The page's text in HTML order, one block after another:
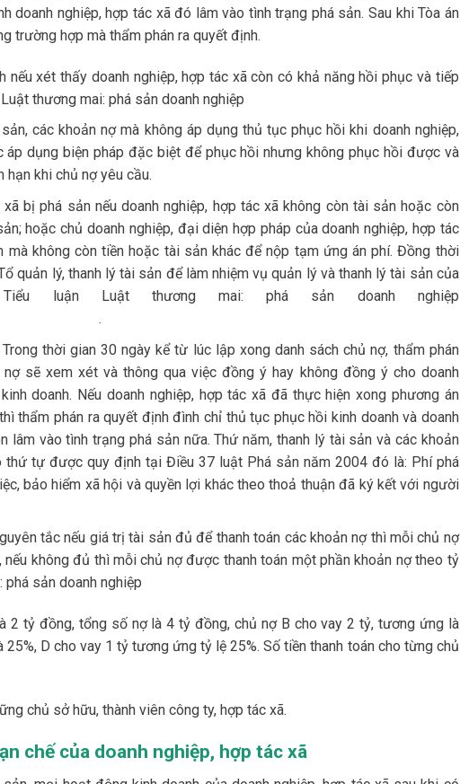
doanh nghiệp, hợp tác xã đó lâm vào tình trạng phá sản. Sau khi Tòa án
trường hợp mà thẩm phán ra quyết định.
nếu xét thấy doanh nghiệp, hợp tác xã còn có khả năng hồi phục và tiếp
thương mai: phá sản doanh nghiệp
các khoản nợ mà không áp dụng thủ tục phục hồi khi doanh nghiệp,
dụng biện pháp đặc biệt để phục hồi nhưng không phục hồi được và
hạn khi chủ nợ yêu cầu.
bị phá sản nếu doanh nghiệp, hợp tác xã không còn tài sản hoặc còn
hoặc chủ doanh nghiệp, đại diện hợp pháp của doanh nghiệp, hợp tác
không còn tiền hoặc tài sản khác để nộp tạm ứng án phí. Đồng thời
quản lý, thanh lý tài sản để làm nhiệm vụ quản lý và thanh lý tài sản của
luận Luật thương mai: phá sản doanh nghiệp
thời gian 30 ngày kể từ lúc lập xong danh sách chủ nợ, thẩm phán
sẽ xem xét và thông qua việc đồng ý hay không đồng ý cho doanh
doanh. Nếu doanh nghiệp, hợp tác xã đã thực hiện xong phương án
thẩm phán ra quyết định đình chỉ thủ tục phục hồi kinh doanh và doanh
lâm vào tình trạng phá sản nữa. Thứ năm, thanh lý tài sản và các khoản
thứ tự được quy định tại Điều 37 luật Phá sản năm 2004 đó là: Phí phá
bảo hiểm xã hội và quyền lợi khác theo thoả thuận đã ký kết với người
tắc nếu giá trị tài sản đủ để thanh toán các khoản nợ thì mỗi chủ nợ
không đủ thì mỗi chủ nợ được thanh toán một phần khoản nợ theo tỷ
sản doanh nghiệp
2 tỷ đồng, tổng số nợ là 4 tỷ đồng, chủ nợ B cho vay 2 tỷ, tương ứng là
D cho vay 1 tỷ tương ứng tỷ lệ 25%. Số tiền thanh toán cho từng chủ
chủ sở hữu, thành viên công ty, hợp tác xã.
chế của doanh nghiệp, hợp tác xã